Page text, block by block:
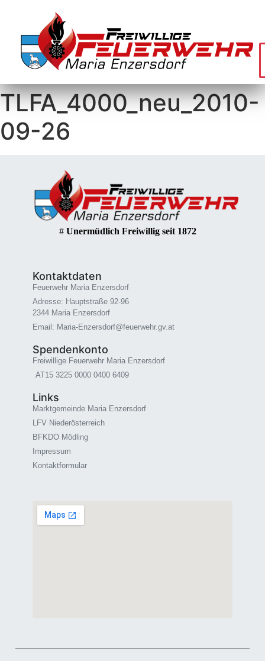
TLFA_4000_neu_2010-
09-26
# Unermüdlich Freiwillig seit 1872
Kontaktdaten
Feuerwehr Maria Enzersdorf
Adresse: Hauptstraße 92-96
2344 Maria Enzersdorf
Email: Maria-Enzersdorf@feuerwehr.gv.at
Spendenkonto
Freiwillige Feuerwehr Maria Enzersdorf
AT15 3225 0000 0400 6409
Links
Marktgemeinde Maria Enzersdorf
LFV Niederösterreich
BFKDO Mödling
Impressum
Kontaktformular